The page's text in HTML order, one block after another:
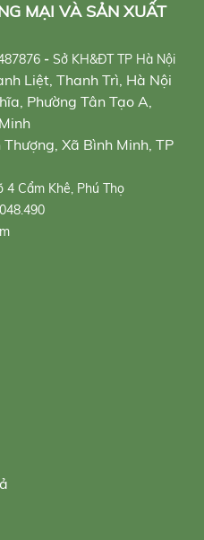
MẠI VÀ SẢN XUẤT
- Sở KH&ĐT TP Hà Nội
Liệt, Thanh Trì, Hà Nội
Phường Tân Tạo A,
Xã Bình Minh, TP
4 Cẩm Khê, Phú Thọ